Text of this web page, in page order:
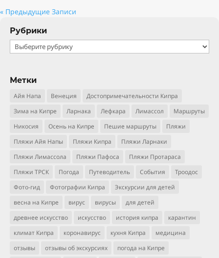
« Предыдущие Записи
Рубрики
Рубрики
Метки
Айя Напа Венеция
Достопримечательности Кипра
Зима на Кипре
Ларнака Лефкара Лимассол
Маршруты
Никосия
Осень на Кипре Пешие маршруты
Пляжи
Пляжи Айя Напы
Пляжи Кипра
Пляжи Ларнаки
Пляжи Лимассола
Пляжи Пафоса
Пляжи Протараса
Пляжи ТРСК
Погода Путеводитель События
Троодос
Фото-гид
Фотографии Кипра
Экскурсии для детей
весна на Кипре
вирус вирусы
для детей
древнее искусство
искусство история кипра
карантин
климат Кипра
коронавирус кухня Кипра
медицина
отзывы
отзывы об экскурсиях
погода на Кипре